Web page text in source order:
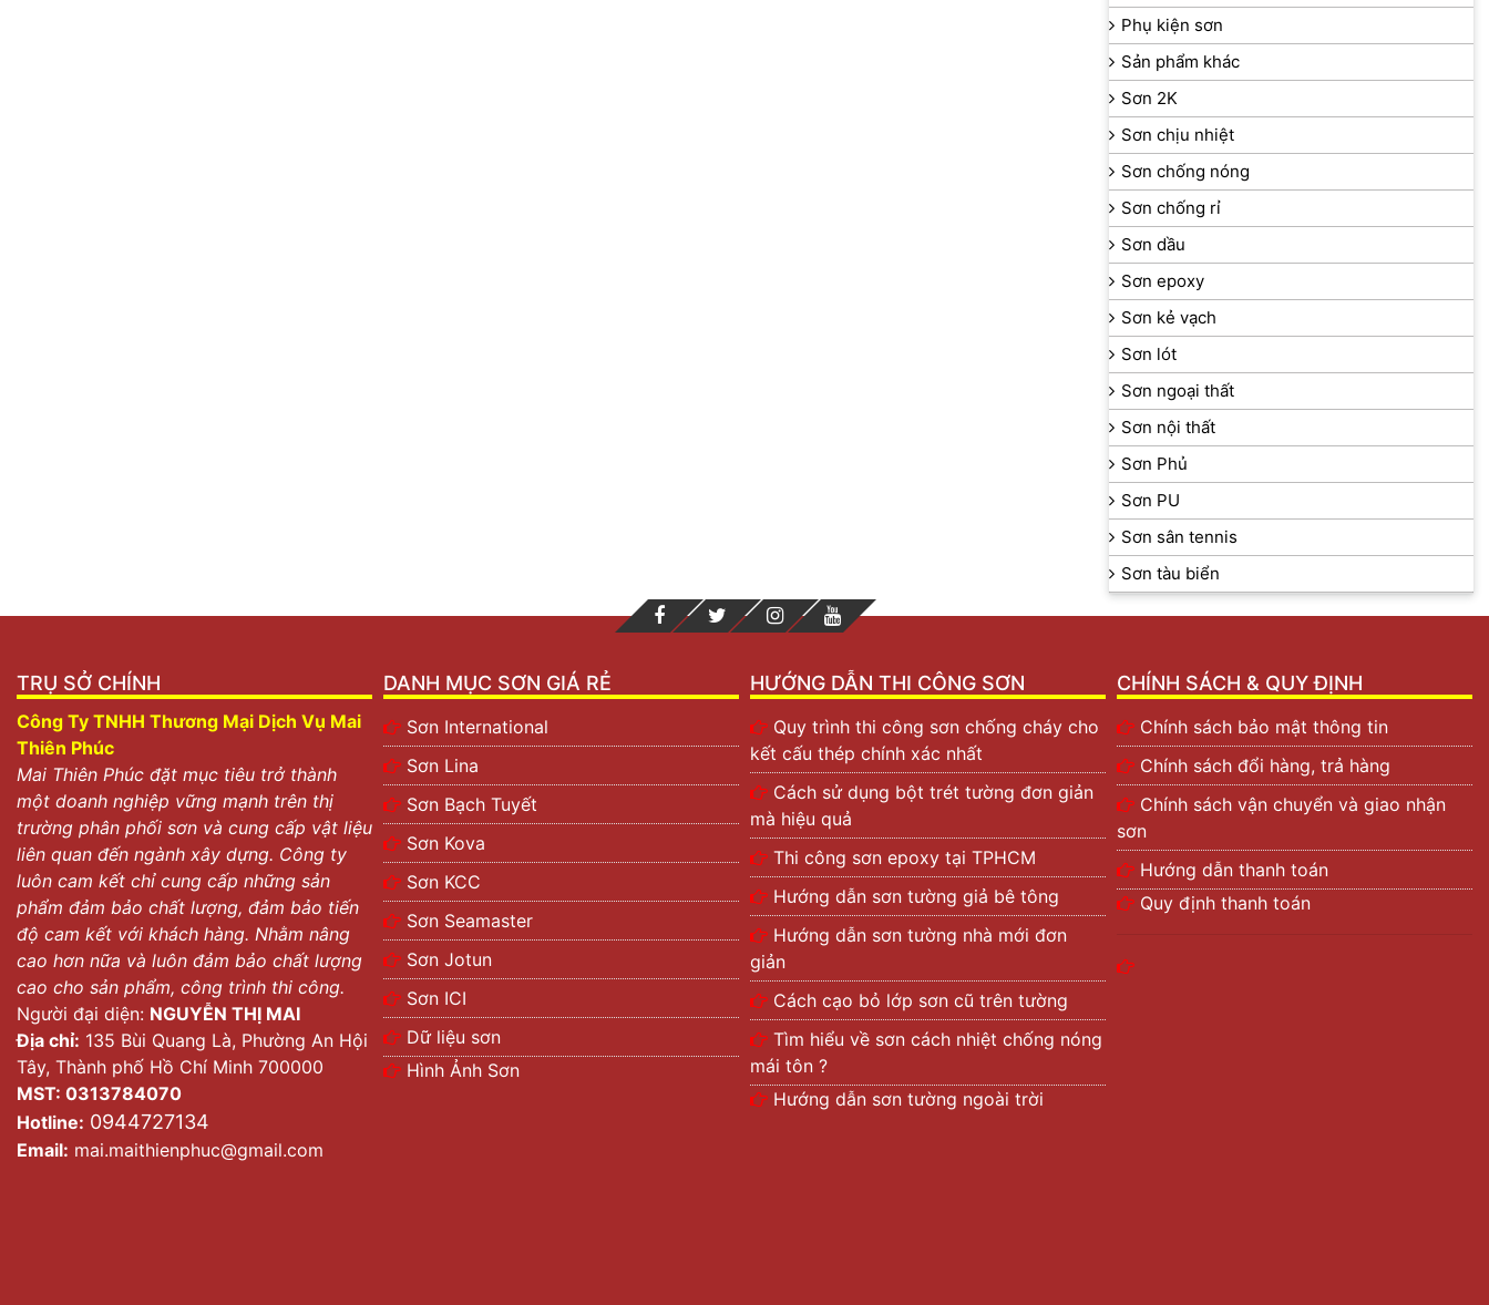
Phụ kiện sơn
Sản phẩm khác
Sơn 2K
Sơn chịu nhiệt
Sơn chống nóng
Sơn chống rỉ
Sơn dầu
Sơn epoxy
Sơn kẻ vạch
Sơn lót
Sơn ngoại thất
Sơn nội thất
Sơn Phủ
Sơn PU
Sơn sân tennis
Sơn tàu biển
TRỤ SỞ CHÍNH
Công Ty TNHH Thương Mại Dịch Vụ Mai
Thiên Phúc
Mai Thiên Phúc đặt mục tiêu trở thành
một doanh nghiệp vững mạnh trên thị
trường phân phối sơn và cung cấp vật liệu
liên quan đến ngành xây dựng. Công ty
luôn cam kết chỉ cung cấp những sản
phẩm đảm bảo chất lượng, đảm bảo tiến
độ cam kết với khách hàng. Nhằm nâng
cao hơn nữa và luôn đảm bảo chất lượng
cao cho sản phẩm, công trình thi công.
Người đại diện: NGUYỄN THỊ MAI
Địa chỉ: 135 Bùi Quang Là, Phường An Hội
Tây, Thành phố Hồ Chí Minh 700000
MST: 0313784070
Hotline: 0944727134
Email: mai.maithienphuc@gmail.com
DANH MỤC SƠN GIÁ RẺ
Sơn International
Sơn Lina
Sơn Bạch Tuyết
Sơn Kova
Sơn KCC
Sơn Seamaster
Sơn Jotun
Sơn ICI
Dữ liệu sơn
Hình Ảnh Sơn
HƯỚNG DẪN THI CÔNG SƠN
Quy trình thi công sơn chống cháy cho
kết cấu thép chính xác nhất
Cách sử dụng bột trét tường đơn giản
mà hiệu quả
Thi công sơn epoxy tại TPHCM
Hướng dẫn sơn tường giả bê tông
Hướng dẫn sơn tường nhà mới đơn
giản
Cách cạo bỏ lớp sơn cũ trên tường
Tìm hiểu về sơn cách nhiệt chống nóng
mái tôn ?
Hướng dẫn sơn tường ngoài trời
CHÍNH SÁCH & QUY ĐỊNH
Chính sách bảo mật thông tin
Chính sách đổi hàng, trả hàng
Chính sách vận chuyển và giao nhận
sơn
Hướng dẫn thanh toán
Quy định thanh toán